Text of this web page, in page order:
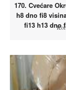
170. Cvećare
h8 dno fi8
fi13 h13 dno